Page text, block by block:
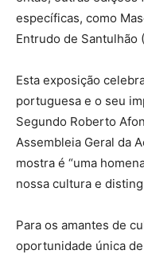
específicas, como
Entrudo de Santulhão
Esta exposição
portuguesa e o seu
Segundo Roberto
Assembleia Geral da
mostra é “uma
nossa cultura e
Para os amantes de
oportunidade única